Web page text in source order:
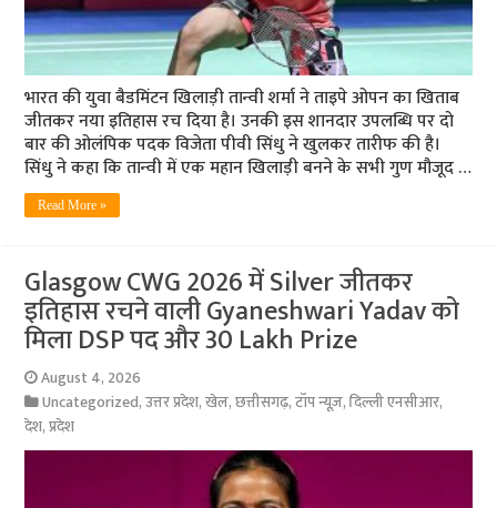
भारत की युवा बैडमिंटन खिलाड़ी तान्वी शर्मा ने ताइपे ओपन का खिताब
जीतकर नया इतिहास रच दिया है। उनकी इस शानदार उपलब्धि पर दो
बार की ओलंपिक पदक विजेता पीवी सिंधु ने खुलकर तारीफ की है।
सिंधु ने कहा कि तान्वी में एक महान खिलाड़ी बनने के सभी गुण मौजूद …
Read More »
Glasgow CWG 2026 में Silver जीतकर
इतिहास रचने वाली Gyaneshwari Yadav को
मिला DSP पद और 30 Lakh Prize
August 4, 2026
Uncategorized,उत्तर प्रदेश,खेल,छत्तीसगढ़,टॉप न्यूज़,दिल्ली एनसीआर,
देश,प्रदेश